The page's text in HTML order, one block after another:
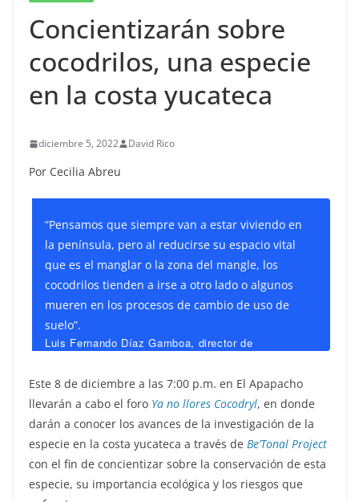
Concientizarán sobre
cocodrilos, una especie
en la costa yucateca
diciembre 5, 2022 David Rico
Por Cecilia Abreu
“Pensamos que siempre van a estar viviendo en
la península, pero al reducirse su espacio vital
que es el manglar o la zona del mangle, los
cocodrilos tienden a irse a otro lado o algunos
mueren en los procesos de cambio de uso de
suelo”.
Luis Fernando Díaz Gamboa, director de
Este 8 de diciembre a las 7:00 p.m. en El Apapacho
llevarán a cabo el foro Ya no llores Cocodryl, en donde
darán a conocer los avances de la investigación de la
especie en la costa yucateca a través de Be’Tonal Project
con el fin de concientizar sobre la conservación de esta
especie, su importancia ecológica y los riesgos que